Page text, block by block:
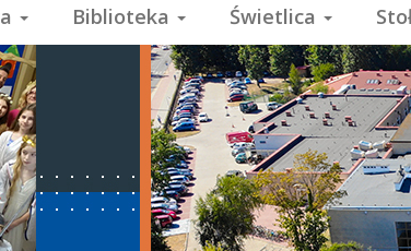
Biblioteka Świetlica